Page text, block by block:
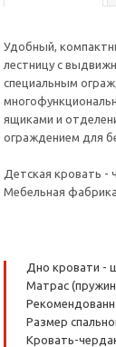
Удобный,
лестницу с
специальным
ящиками и
ограждением для
Детская кровать -
Мебельная
Дно кровати -
Матрас
Размер
Кровать-